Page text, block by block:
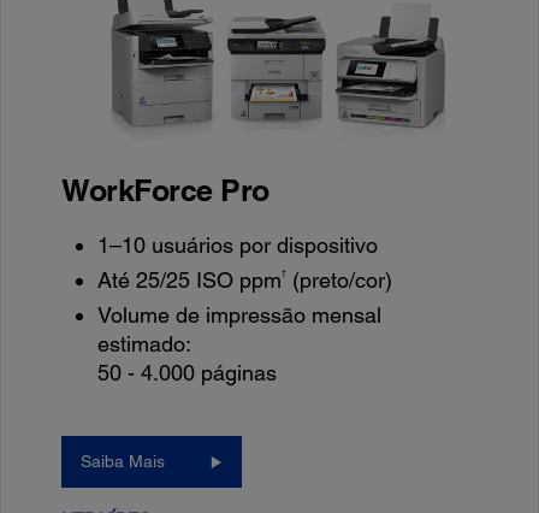
WorkForce Pro
1–10 usuários por dispositivo
Até 25/25 ISO ppm†
(preto/cor)
Volume de impressão mensal
estimado:
50 - 4.000 páginas
Saiba Mais